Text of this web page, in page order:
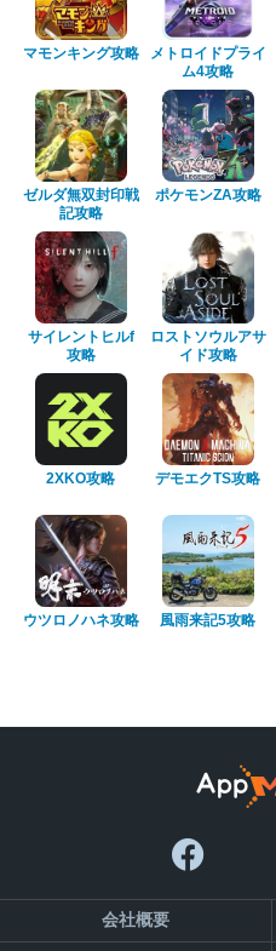
マモンキング攻略
メトロイドプライ
ム4攻略
ゼルダ無双封印戦
記攻略
ポケモンZA攻略
サイレントヒルf
攻略
ロストソウルアサ
イド攻略
2XKO攻略 デモエクTS攻略
ウツロノハネ攻略 風雨来記5攻略
会社概要